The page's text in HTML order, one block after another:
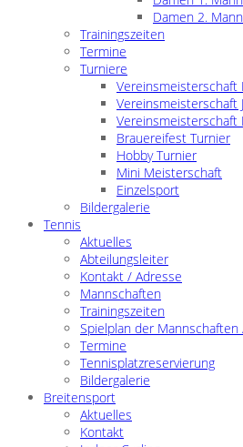
Damen 2.
Trainingszeiten
Termine
Turniere
Vereinsmeisterschaft
Vereinsmeisterschaft
Vereinsmeisterschaft
Brauereifest Turnier
Hobby Turnier
Mini Meisterschaft
Einzelsport
Bildergalerie
Tennis
Aktuelles
Abteilungsleiter
Kontakt / Adresse
Mannschaften
Trainingszeiten
Spielplan der Mannschaften
Termine
Tennisplatzreservierung
Bildergalerie
Breitensport
Aktuelles
Kontakt